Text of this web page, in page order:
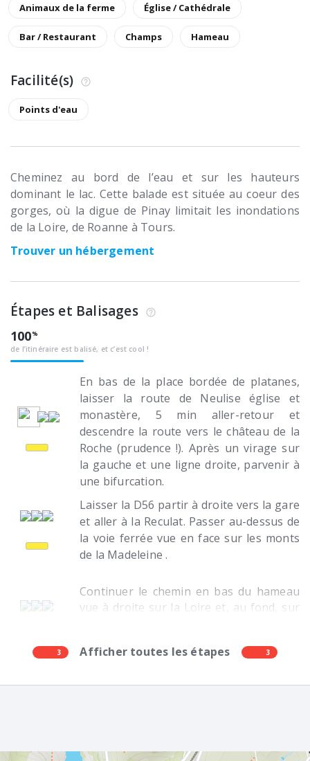
Animaux de la ferme Église / Cathédrale
Bar / Restaurant Champs Hameau
Facilité(s)
Points d'eau
Cheminez au bord de l’eau et sur les hauteurs
dominant le lac. Cette balade est située au coeur des
gorges, où la digue de Pinay limitait les inondations
de la Loire, de Roanne à Tours.
Trouver un hébergement
Étapes et Balisages
100
de l’itinéraire est balisé, et c’est cool !
En bas de la place bordée de platanes,
laisser la route de Neulise église et
monastère, 5 min aller-retour et
descendre la route vers le château de la
Roche (prudence !). Après un virage sur
la gauche et une ligne droite, parvenir à
une bifurcation.
Laisser la D56 partir à droite vers la gare
et aller à la Reculat. Passer au-dessus de
la voie ferrée vue en face sur les monts
de la Madeleine .
3 Afficher toutes les étapes 3
Continuer le chemin en bas du hameau
vue à droite sur la Loire et, au fond, sur